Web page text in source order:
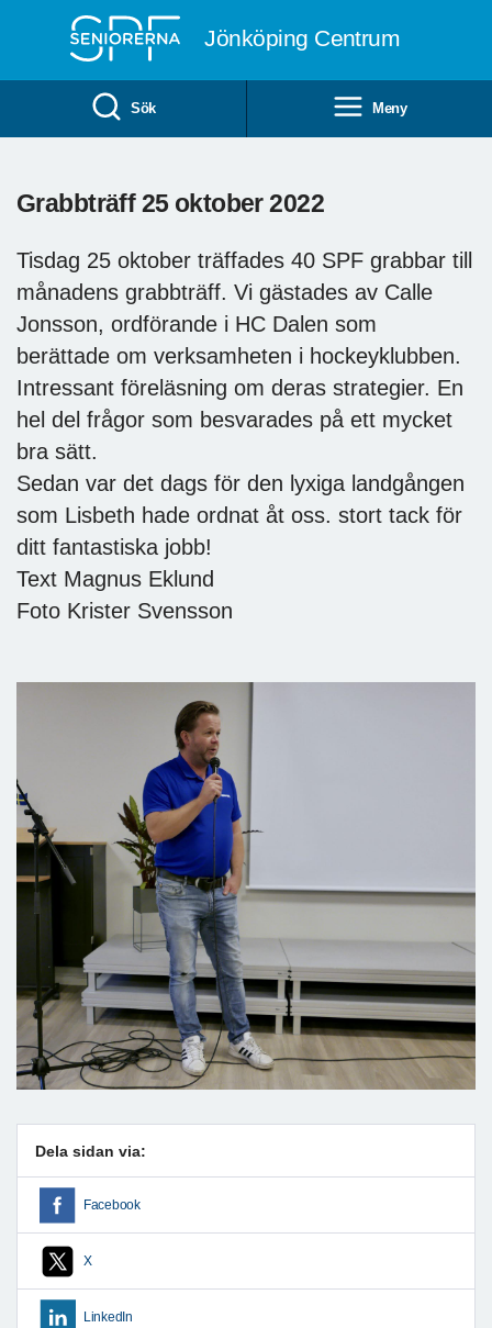
Jönköping Centrum
Sök Meny
Grabbträff 25 oktober 2022
Tisdag 25 oktober träffades 40 SPF grabbar till
månadens grabbträff. Vi gästades av Calle
Jonsson, ordförande i HC Dalen som
berättade om verksamheten i hockeyklubben.
Intressant föreläsning om deras strategier. En
hel del frågor som besvarades på ett mycket
bra sätt.
Sedan var det dags för den lyxiga landgången
som Lisbeth hade ordnat åt oss. stort tack för
ditt fantastiska jobb!
Text Magnus Eklund
Foto Krister Svensson
Dela sidan via:
Facebook
X
LinkedIn